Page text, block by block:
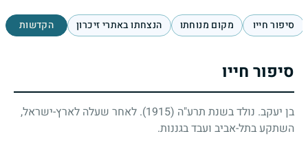
סיפור חייו מקום מנוחתו הנצחתו באתרי זיכרון הקדשות
סיפור חייו
בן יעקב. נולד בשנת תרע"ה (1915)
. לאחר שעלה לארץ-ישראל,
השתקע בתל-אביב ועבד בגננות.